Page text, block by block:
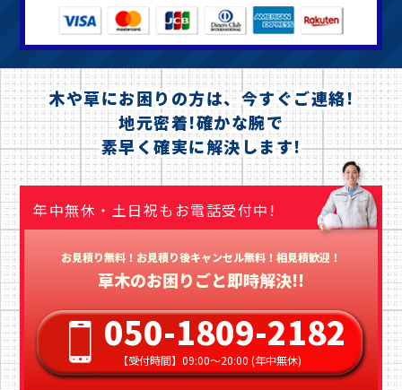
木や草にお困りの方は、今すぐご連絡!
地元密着!確かな腕で
素早く確実に解決します!
年中無休・土日祝もお電話受付中!
お見積り無料！お見積り後キャンセル無料！相見積歓迎！
草木のお困りごと即時解決!!
050-1809-2182
【受付時間】09:00〜20:00 (年中無休)